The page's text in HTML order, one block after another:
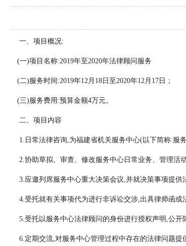
一、项目概况:
(一)项目名称:2019年至2020年法律顾问服务
(二)服务时间:2019年12月18日至2020年12月17日；
(三)服务费用:预算金额4万元。
二、项目内容
1.日常法律咨询,为福建省机关服务中心(以下简称:服
2.协助草拟、审查、修改服务中心日常业务、管理活
3.应邀列席服务中心重大决策会议,并就决策事项提供
4.受托就有关事项代为进行非诉讼交涉,出具律师函或
5.受托以服务中心法律顾问的身份进行授权声明,公开
6.定期交流,对服务中心管理过程中存在的法律问题提